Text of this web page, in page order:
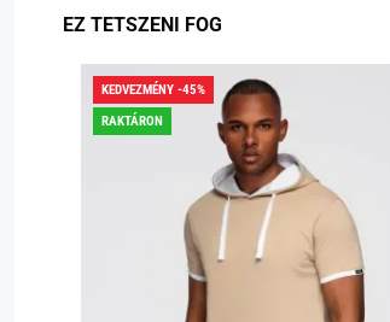
EZ TETSZENI FOG
KEDVEZMÉNY -45%
RAKTÁRON